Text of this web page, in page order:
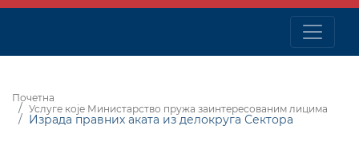
Почетна
Услуге које Министарство пружа заинтересованим лицима
Израда правних аката из делокруга Сектора